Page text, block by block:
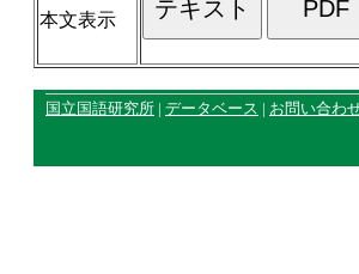
本文表示
国立国語研究所 | データベース | お問い合わ